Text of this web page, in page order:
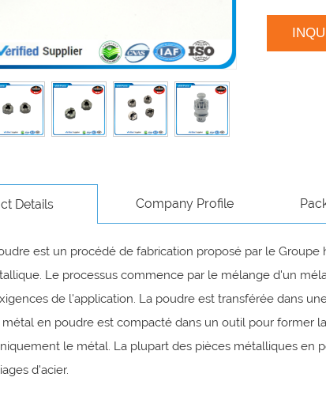
Details Company Profile
est un procédé de fabrication proposé par le Groupe
Le processus commence par le mélange d'un
de l'application. La poudre est transférée dans
métal en poudre est compacté dans un outil pour former
le métal. La plupart des pièces métalliques en
d'acier.